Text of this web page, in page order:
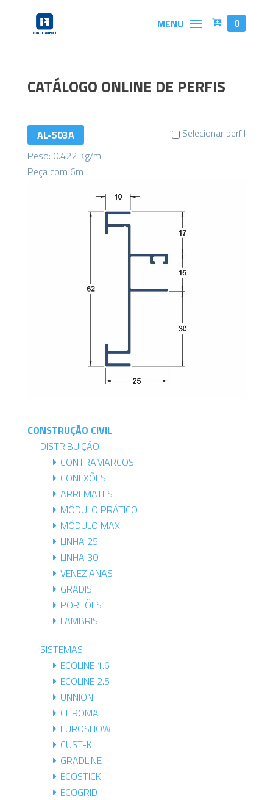
0
CATÁLOGO ONLINE DE PERFIS
AL-503A
Selecionar perfil
Peso: 0.422 Kg/m
Peça com 6m
CONSTRUÇÃO CIVIL
DISTRIBUIÇÃO
CONTRAMARCOS
CONEXÕES
ARREMATES
MÓDULO PRÁTICO
MÓDULO MAX
LINHA 25
LINHA 30
VENEZIANAS
GRADIS
PORTÕES
LAMBRIS
SISTEMAS
ECOLINE 1.6
ECOLINE 2.5
UNNION
CHROMA
EUROSHOW
CUST-K
GRADLINE
ECOSTICK
ECOGRID